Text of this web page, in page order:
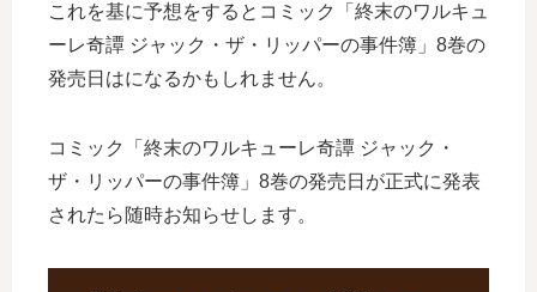
これを基に予想をするとコミック「終末のワルキュ
ーレ奇譚 ジャック・ザ・リッパーの事件簿」8巻の
発売日はになるかもしれません。
コミック「終末のワルキューレ奇譚 ジャック・
ザ・リッパーの事件簿」8巻の発売日が正式に発表
されたら随時お知らせします。